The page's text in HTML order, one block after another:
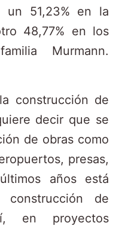
un 51,23% en la
48,77% en los
Murmann.
construcción de
decir que se
de obras como
presas,
años está
construcción de
en proyectos